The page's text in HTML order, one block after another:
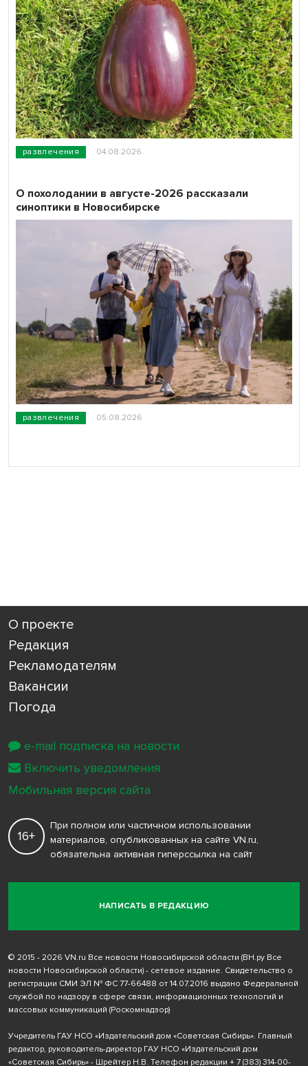
развлечения 04.08.2026
развлечения 05.08.2026
О похолодании в августе-2026 рассказали
синоптики в Новосибирске
О проекте
Редакция
Рекламодателям
Вакансии
Погода
НАПИСАТЬ В РЕДАКЦИЮ
16+
При полном или частичном использовании
материалов, опубликованных на сайте VN.ru,
обязательна активная гиперссылка на сайт
© 2015 - 2026 VN.ru Все новости Новосибирской области (ВН.ру Все
новости Новосибирской области) - сетевое издание. Свидетельство о
регистрации СМИ ЭЛ № ФС 77-66488 от 14.07.2016 выдано Федеральной
службой по надзору в сфере связи, информационных технологий и
массовых коммуникаций (Роскомнадзор)
Учредитель ГАУ НСО «Издательский дом «Советская Сибирь». Главный
редактор, руководитель-директор ГАУ НСО «Издательский дом
«Советская Сибирь» - Шрейтер Н.В. Телефон редакции + 7 (383) 314-00-
e-mail подписка на новости
Включить уведомления
Мобильная версия сайта